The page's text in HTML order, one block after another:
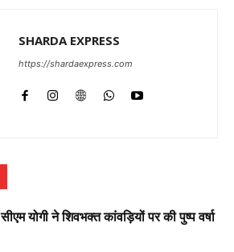
SHARDA EXPRESS
https://shardaexpress.com
सीएम योगी ने शिवभक्त कांवड़ियों पर की पुष्प वर्षा